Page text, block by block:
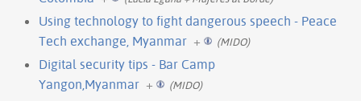
Using technology to fight dangerous speech - Peace
Tech exchange, Myanmar + (MIDO)
Digital security tips - Bar Camp
Yangon,Myanmar + (MIDO)